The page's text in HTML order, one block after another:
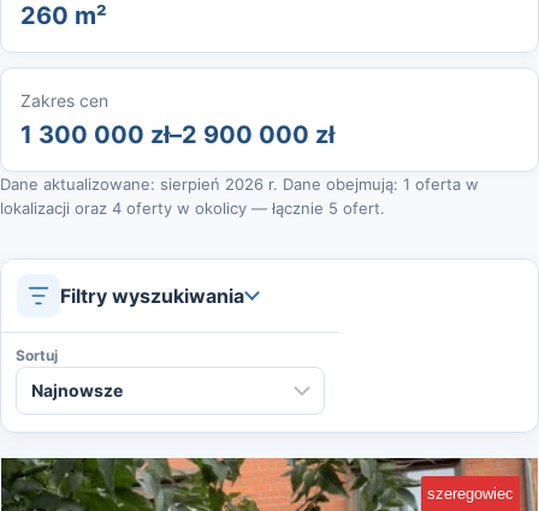
260 m²
Zakres cen
1 300 000 zł–2 900 000 zł
Dane aktualizowane: sierpień 2026 r. Dane obejmują: 1 oferta w
lokalizacji oraz 4 oferty w okolicy — łącznie 5 ofert.
Filtry wyszukiwania
Sortuj
szeregowiec